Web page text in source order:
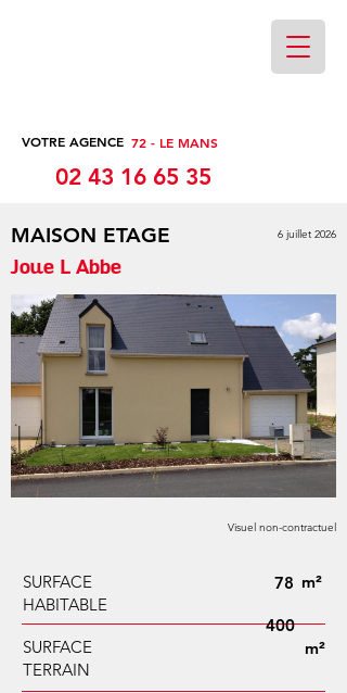
VOTRE AGENCE 72 - LE MANS
02 43 16 65 35
MAISON ETAGE 6 juillet 2026
Joue L Abbe
Visuel non-contractuel
SURFACE
HABITABLE
78
SURFACE
TERRAIN
m²
400
m²